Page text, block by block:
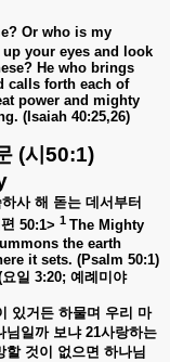
Or who is my
up your eyes and look
He who brings
calls forth each of
power and mighty
(Isaiah 40:25,26)
(시 50:1)
사 해 돋는 데서부터
50:1> 1 The Mighty
the earth
it sets. (Psalm 50:1)
요일 3:20; 예례미야
있거든 하물며 우리 마
님일까 보냐 21사랑하는
할 것이 없으면 하나님